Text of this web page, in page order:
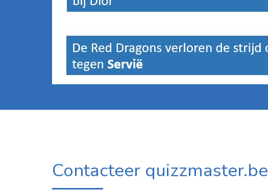
Contacteer quizzmaster.be